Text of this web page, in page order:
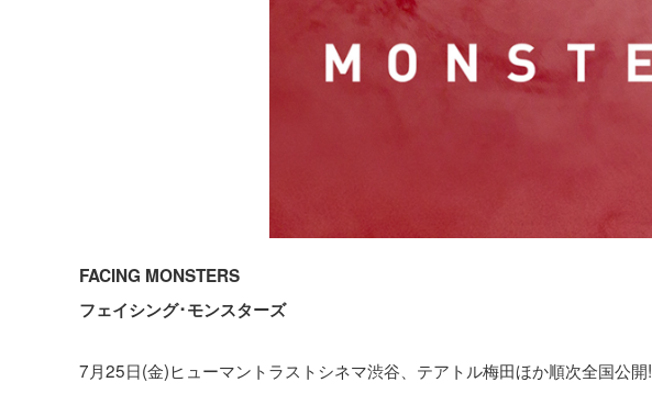
FACING MONSTERS
フェイシング･モンスターズ
7月25日(金)ヒューマントラストシネマ渋谷、テアトル梅田ほか順次全国公開!